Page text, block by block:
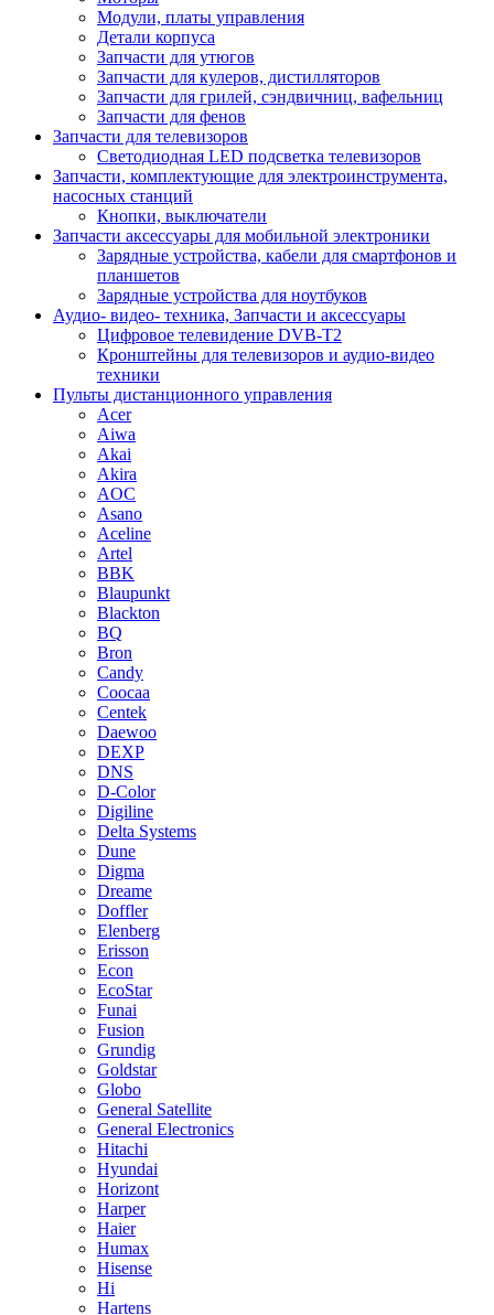
Модули, платы управления
Детали корпуса
Запчасти для утюгов
Запчасти для кулеров, дистилляторов
Запчасти для грилей, сэндвичниц, вафельниц
Запчасти для фенов
Запчасти для телевизоров
Светодиодная LED подсветка телевизоров
Запчасти, комплектующие для электроинструмента,
насосных станций
Кнопки, выключатели
Запчасти аксессуары для мобильной электроники
Зарядные устройства, кабели для смартфонов и
планшетов
Зарядные устройства для ноутбуков
Аудио- видео- техника, Запчасти и аксессуары
Цифровое телевидение DVB-T2
Кронштейны для телевизоров и аудио-видео
техники
Пульты дистанционного управления
Acer
Aiwa
Akai
Akira
AOC
Asano
Aceline
Artel
BBK
Blaupunkt
Blackton
BQ
Bron
Candy
Coocaa
Centek
Daewoo
DEXP
DNS
D-Color
Digiline
Delta Systems
Dune
Digma
Dreame
Doffler
Elenberg
Erisson
Econ
EcoStar
Funai
Fusion
Grundig
Goldstar
Globo
General Satellite
General Electronics
Hitachi
Hyundai
Horizont
Harper
Haier
Humax
Hisense
Hi
Hartens